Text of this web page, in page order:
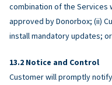
combination of the Services
approved by Donorbox; (ii)
install mandatory updates;
Notice and Control
Customer will promptly